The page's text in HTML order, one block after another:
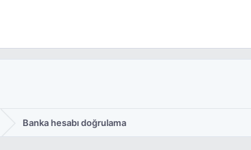
Banka hesabı doğrulama